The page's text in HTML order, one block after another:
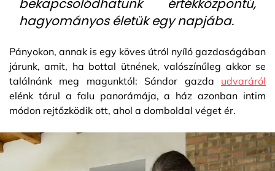
bekapcsolódhatunk értékközpontú,
hagyományos életük egy napjába.
Pányokon, annak is egy köves útról nyíló gazdaságában
járunk, amit, ha bottal ütnének, valószínűleg akkor se
találnánk meg magunktól: Sándor gazda udvaráról
elénk tárul a falu panorámája, a ház azonban intim
módon rejtőzködik ott, ahol a domboldal véget ér.